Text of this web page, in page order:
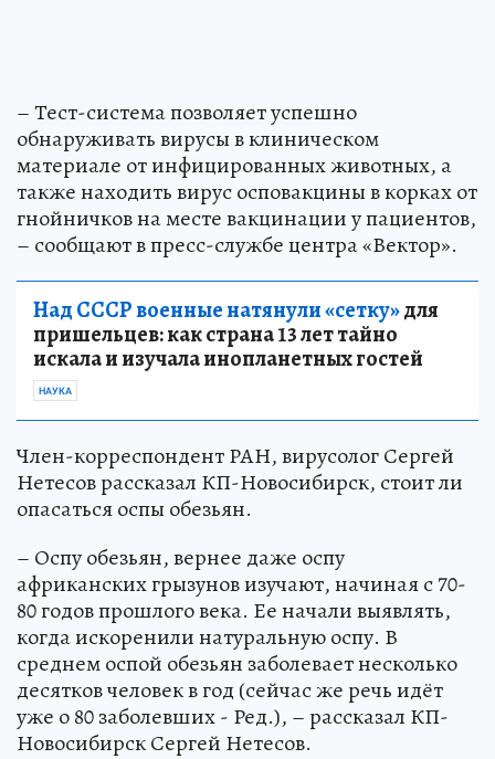
– Тест-система позволяет успешно
обнаруживать вирусы в клиническом
материале от инфицированных животных, а
также находить вирус осповакцины в корках от
гнойничков на месте вакцинации у пациентов,
– сообщают в пресс-службе центра «Вектор».
Над СССР военные натянули «сетку»для
пришельцев: как страна 13 лет тайно
искала и изучала инопланетных гостей
НАУКА
Член-корреспондент РАН, вирусолог Сергей
Нетесов рассказал КП-Новосибирск, стоит ли
опасаться оспы обезьян.
– Оспу обезьян, вернее даже оспу
африканских грызунов изучают, начиная с 70-
80 годов прошлого века. Ее начали выявлять,
когда искоренили натуральную оспу. В
среднем оспой обезьян заболевает несколько
десятков человек в год (сейчас же речь идёт
уже о 80 заболевших - Ред.), – рассказал КП-
Новосибирск Сергей Нетесов.